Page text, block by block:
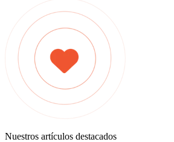
Nuestros artículos destacados